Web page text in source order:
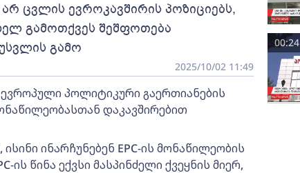
ცვლის ევროკავშირის პოზიციებს,
გამოთქვეს შეშფოთება
გამო
2025/10/02 11:49
პოლიტიკური გაერთიანების
დაკავშირებით
ინარჩუნებენ EPC-ის მონაწილეობის
წინა ექვსი მასპინძელი ქვეყნის მიერ,
00:24